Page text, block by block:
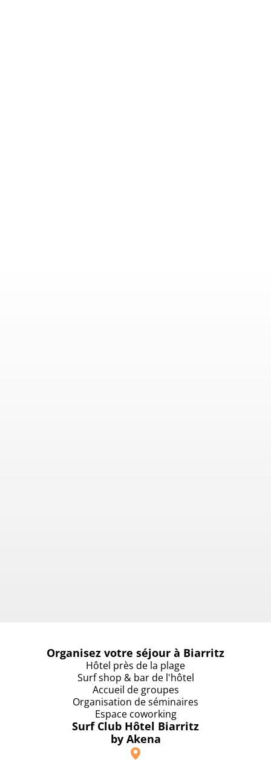
Organisez votre séjour à Biarritz
Hôtel près de la plage
Surf shop & bar de l'hôtel
Accueil de groupes
Organisation de séminaires
Espace coworking
Surf Club Hôtel Biarritz
by Akena